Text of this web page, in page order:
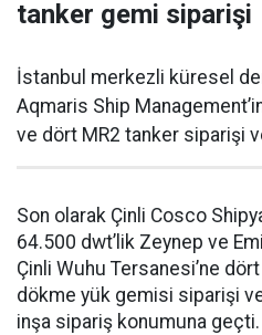
tanker gemi siparişi
İstanbul merkezli küresel
Aqmaris Ship
ve dört MR2 tanker siparişi
Son olarak Çinli Cosco
64.500 dwt’lik Zeynep ve
Çinli Wuhu Tersanesi’ne
dökme yük gemisi siparişi
inşa sipariş konumuna geçti.